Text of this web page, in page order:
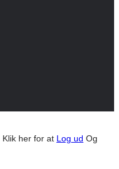
Klik her for at Log ud Og